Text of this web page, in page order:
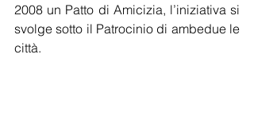
2008 un Patto di Amicizia, l’iniziativa si
svolge sotto il Patrocinio di ambedue le
città.